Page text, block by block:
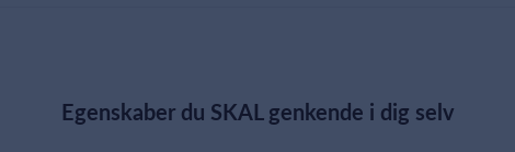
Egenskaber du SKAL genkende i dig selv